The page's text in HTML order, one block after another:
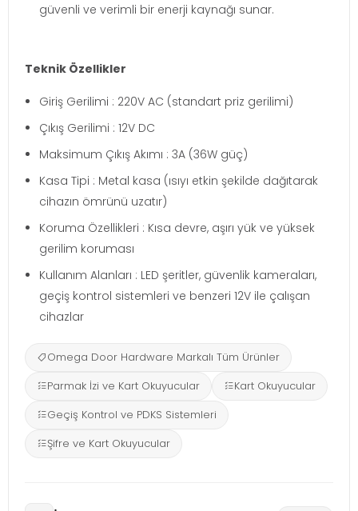
güvenli ve verimli bir enerji kaynağı sunar.
Teknik Özellikler
Giriş Gerilimi : 220V AC (standart priz gerilimi)
Çıkış Gerilimi : 12V DC
Maksimum Çıkış Akımı : 3A (36W güç)
Kasa Tipi : Metal kasa (ısıyı etkin şekilde dağıtarak
cihazın ömrünü uzatır)
Koruma Özellikleri : Kısa devre, aşırı yük ve yüksek
gerilim koruması
Kullanım Alanları : LED şeritler, güvenlik kameraları,
geçiş kontrol sistemleri ve benzeri 12V ile çalışan
cihazlar
Omega Door Hardware Markalı Tüm Ürünler
Parmak İzi ve Kart Okuyucular
Kart Okuyucular
Geçiş Kontrol ve PDKS Sistemleri
Şifre ve Kart Okuyucular